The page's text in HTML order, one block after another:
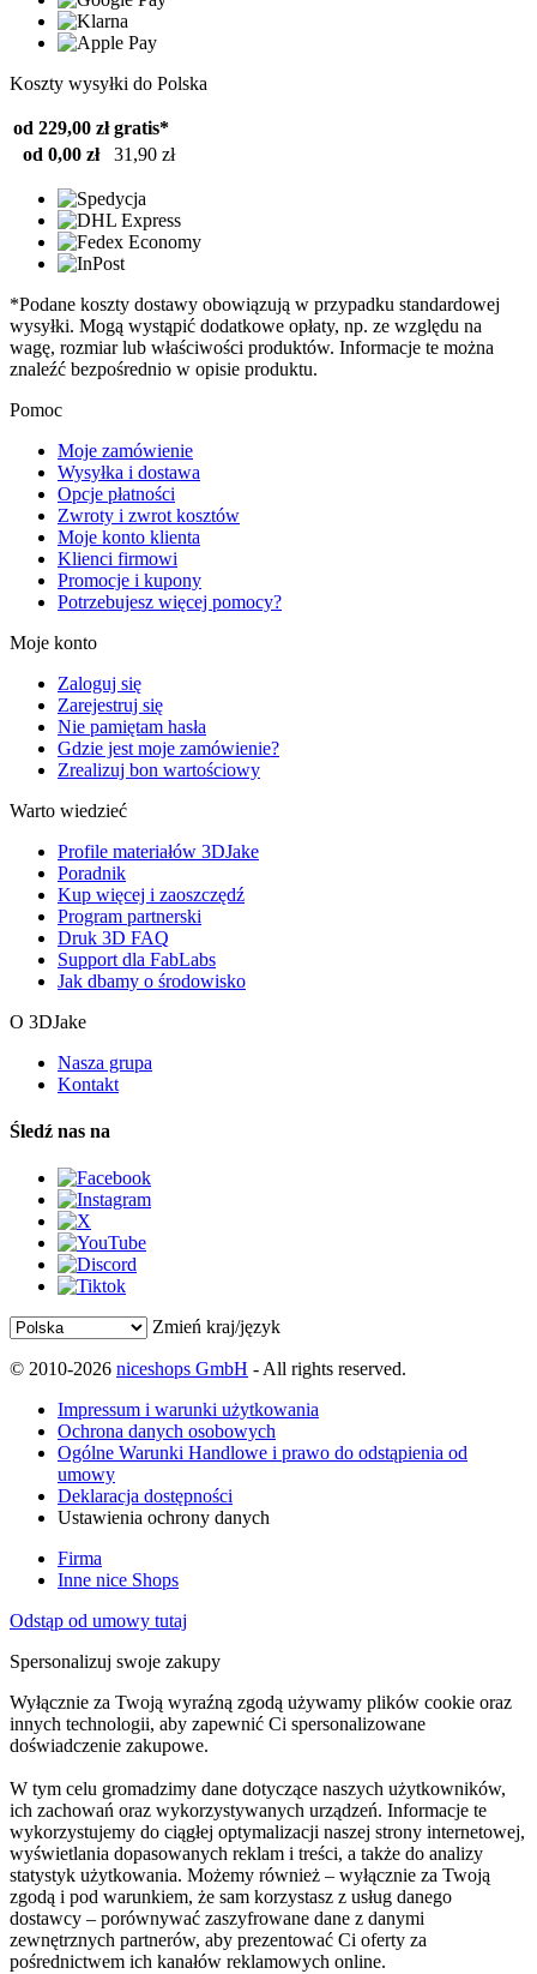
Koszty wysyłki do Polska
od 229,00 zł gratis*
od 0,00 zł
31,90 zł
*Podane koszty dostawy obowiązują w przypadku standardowej
wysyłki. Mogą wystąpić dodatkowe opłaty, np. ze względu na
wagę, rozmiar lub właściwości produktów. Informacje te można
znaleźć bezpośrednio w opisie produktu.
Pomoc
Moje zamówienie
Wysyłka i dostawa
Opcje płatności
Zwroty i zwrot kosztów
Moje konto klienta
Klienci firmowi
Promocje i kupony
Potrzebujesz więcej pomocy?
Moje konto
Zaloguj się
Zarejestruj się
Nie pamiętam hasła
Gdzie jest moje zamówienie?
Zrealizuj bon wartościowy
Warto wiedzieć
Profile materiałów 3DJake
Poradnik
Kup więcej i zaoszczędź
Program partnerski
Druk 3D FAQ
Support dla FabLabs
Jak dbamy o środowisko
O 3DJake
Nasza grupa
Kontakt
Śledź nas na
Zmień kraj/język
© 2010-2026 niceshops GmbH - All rights reserved.
Impressum i warunki użytkowania
Ochrona danych osobowych
Ogólne Warunki Handlowe i prawo do odstąpienia od
umowy
Deklaracja dostępności
Ustawienia ochrony danych
Firma
Inne nice Shops
Odstąp od umowy tutaj
Spersonalizuj swoje zakupy
Wyłącznie za Twoją wyraźną zgodą używamy plików cookie oraz
innych technologii, aby zapewnić Ci spersonalizowane
doświadczenie zakupowe.
W tym celu gromadzimy dane dotyczące naszych użytkowników,
ich zachowań oraz wykorzystywanych urządzeń. Informacje te
wykorzystujemy do ciągłej optymalizacji naszej strony internetowej,
wyświetlania dopasowanych reklam i treści, a także do analizy
statystyk użytkowania. Możemy również – wyłącznie za Twoją
zgodą i pod warunkiem, że sam korzystasz z usług danego
dostawcy – porównywać zaszyfrowane dane z danymi
zewnętrznych partnerów, aby prezentować Ci oferty za
pośrednictwem ich kanałów reklamowych online.